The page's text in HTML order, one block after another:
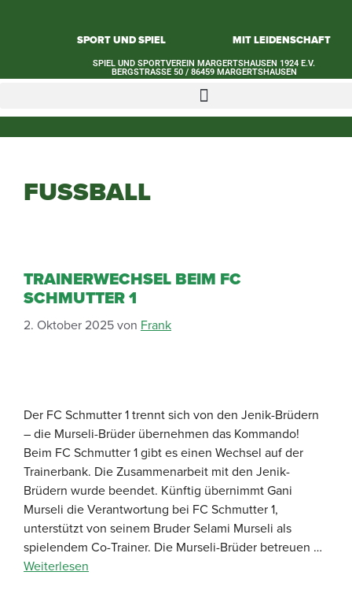
SPORT UND SPIEL MIT LEIDENSCHAFT
SPIEL UND SPORTVEREIN MARGERTSHAUSEN 1924 E.V.​
BERGSTRASSE 50 / 86459 MARGERTSHAUSEN
FUSSBALL
TRAINERWECHSEL BEIM FC
SCHMUTTER 1
2. Oktober 2025von Frank
Der FC Schmutter 1 trennt sich von den Jenik-Brüdern
– die Murseli-Brüder übernehmen das Kommando!
Beim FC Schmutter 1 gibt es einen Wechsel auf der
Trainerbank. Die Zusammenarbeit mit den Jenik-
Brüdern wurde beendet. Künftig übernimmt Gani
Murseli die Verantwortung bei FC Schmutter 1,
unterstützt von seinem Bruder Selami Murseli als
spielendem Co-Trainer. Die Murseli-Brüder betreuen …
Weiterlesen